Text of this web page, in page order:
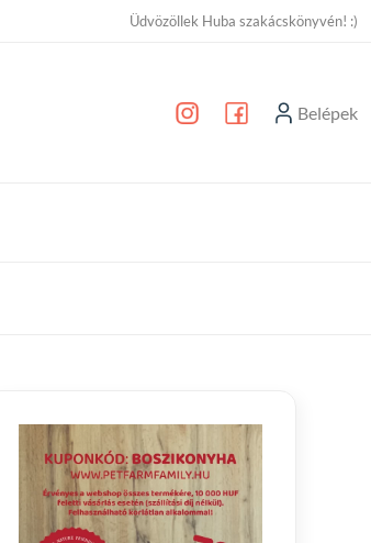
Üdvözöllek Huba szakácskönyvén! :)
Belépek